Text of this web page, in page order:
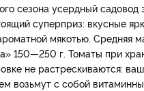
сезона усердный садовод
суперприз: вкусные
мякотью. Средняя
150—250 г. Томаты при
не растрескиваются:
возьмут с собой